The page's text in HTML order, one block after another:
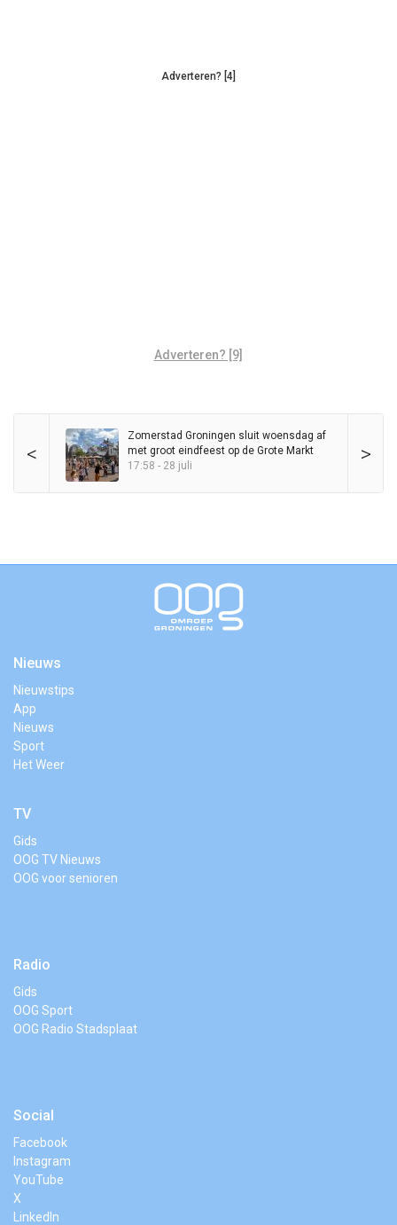
Adverteren? [4]
Adverteren? [9]
< >
Zomerstad Groningen sluit woensdag af
met groot eindfeest op de Grote Markt
17:58 - 28 juli
Nieuws
Nieuwstips
App
Nieuws
Sport
Het Weer
TV
Gids
OOG TV Nieuws
OOG voor senioren
Radio
Gids
OOG Sport
OOG Radio Stadsplaat
Social
Facebook
Instagram
YouTube
X
LinkedIn